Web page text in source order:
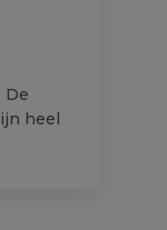
De
heel